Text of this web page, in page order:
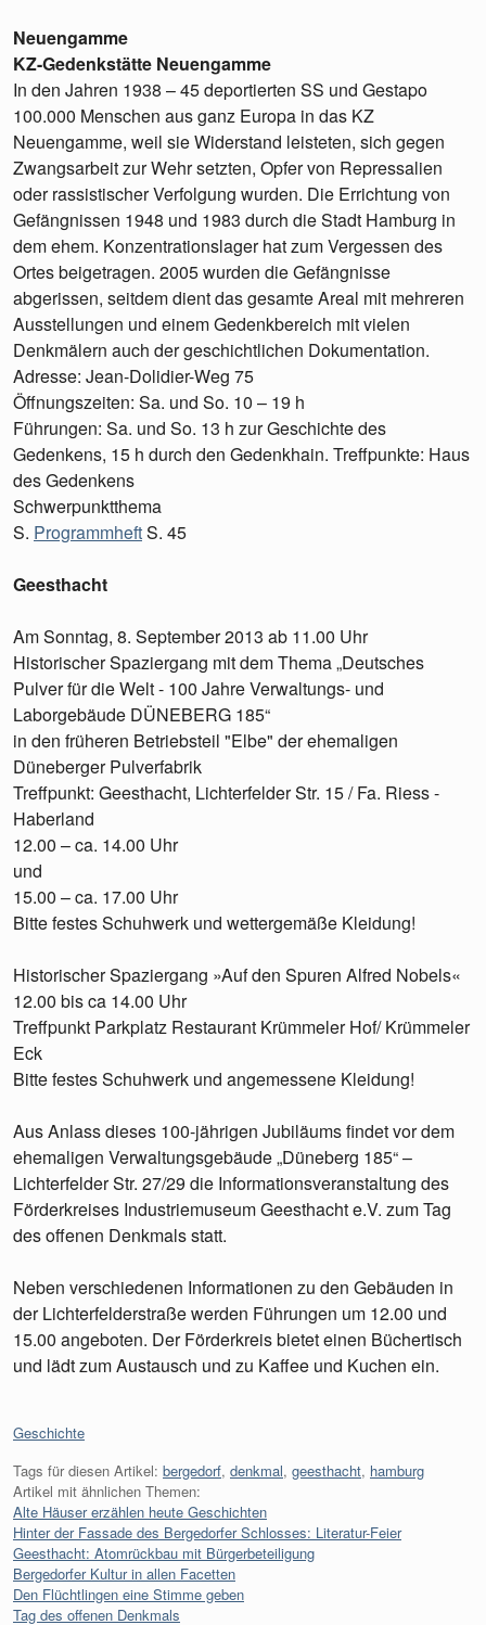
Neuengamme
KZ-Gedenkstätte Neuengamme
In den Jahren 1938 – 45 deportierten SS und Gestapo
100.000 Menschen aus ganz Europa in das KZ
Neuengamme, weil sie Widerstand leisteten, sich gegen
Zwangsarbeit zur Wehr setzten, Opfer von Repressalien
oder rassistischer Verfolgung wurden. Die Errichtung von
Gefängnissen 1948 und 1983 durch die Stadt Hamburg in
dem ehem. Konzentrationslager hat zum Vergessen des
Ortes beigetragen. 2005 wurden die Gefängnisse
abgerissen, seitdem dient das gesamte Areal mit mehreren
Ausstellungen und einem Gedenkbereich mit vielen
Denkmälern auch der geschichtlichen Dokumentation.
Adresse: Jean-Dolidier-Weg 75
Öffnungszeiten: Sa. und So. 10 – 19 h
Führungen: Sa. und So. 13 h zur Geschichte des
Gedenkens, 15 h durch den Gedenkhain. Treffpunkte: Haus
des Gedenkens
Schwerpunktthema
S. ProgrammheftS. 45
Geesthacht
Am Sonntag, 8. September 2013 ab 11.00 Uhr
Historischer Spaziergang mit dem Thema „Deutsches
Pulver für die Welt - 100 Jahre Verwaltungs- und
Laborgebäude DÜNEBERG 185“
in den früheren Betriebsteil "Elbe" der ehemaligen
Düneberger Pulverfabrik
Treffpunkt: Geesthacht, Lichterfelder Str. 15 / Fa. Riess -
Haberland
12.00 – ca. 14.00 Uhr
und
15.00 – ca. 17.00 Uhr
Bitte festes Schuhwerk und wettergemäße Kleidung!
Historischer Spaziergang »Auf den Spuren Alfred Nobels«
12.00 bis ca 14.00 Uhr
Treffpunkt Parkplatz Restaurant Krümmeler Hof/ Krümmeler
Eck
Bitte festes Schuhwerk und angemessene Kleidung!
Aus Anlass dieses 100-jährigen Jubiläums findet vor dem
ehemaligen Verwaltungsgebäude „Düneberg 185“ –
Lichterfelder Str. 27/29 die Informationsveranstaltung des
Förderkreises Industriemuseum Geesthacht e.V. zum Tag
des offenen Denkmals statt.
Neben verschiedenen Informationen zu den Gebäuden in
der Lichterfelderstraße werden Führungen um 12.00 und
15.00 angeboten. Der Förderkreis bietet einen Büchertisch
und lädt zum Austausch und zu Kaffee und Kuchen ein.
Kategorien:
Geschichte
Tags für diesen Artikel: bergedorf, denkmal, geesthacht, hamburg
Artikel mit ähnlichen Themen:
Alte Häuser erzählen heute Geschichten
Hinter der Fassade des Bergedorfer Schlosses: Literatur-Feier
Geesthacht: Atomrückbau mit Bürgerbeteiligung
Bergedorfer Kultur in allen Facetten
Den Flüchtlingen eine Stimme geben
Tag des offenen Denkmals